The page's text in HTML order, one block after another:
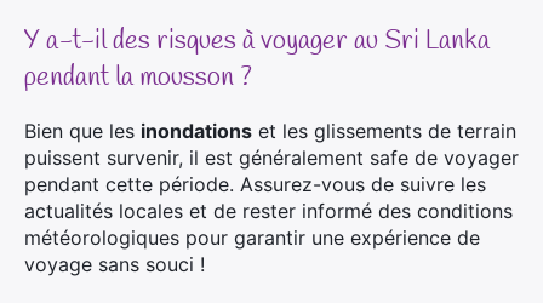
Y a-t-il des risques à voyager au Sri Lanka
pendant la mousson ?
Bien que les inondations et les glissements de terrain
puissent survenir, il est généralement safe de voyager
pendant cette période. Assurez-vous de suivre les
actualités locales et de rester informé des conditions
météorologiques pour garantir une expérience de
voyage sans souci !